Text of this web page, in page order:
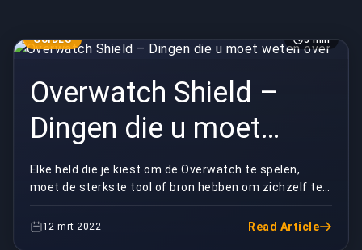
GUIDES 3 min
Overwatch Shield –
Dingen die u moet
weten over
Elke held die je kiest om de Overwatch te spelen,
moet de sterkste tool of bron hebben om zichzelf te
beschermen tegen de potentiële vijanden. In het ...
12 mrt 2022 Read Article